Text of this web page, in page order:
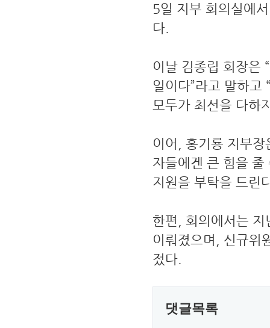
5일 지부 회의실에
다.
이날 김종립 회장은
일이다”라고 말하고
모두가 최선을 다하
이어, 홍기룡 지부
자들에겐 큰 힘을 줄
지원을 부탁을 드린
한편, 회의에서는
이뤄졌으며, 신규위
졌다.
댓글목록